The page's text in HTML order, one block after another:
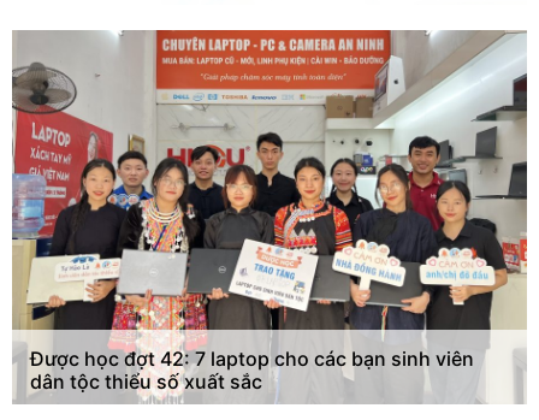
Được học đợt 42: 7 laptop cho các bạn sinh viên
dân tộc thiểu số xuất sắc